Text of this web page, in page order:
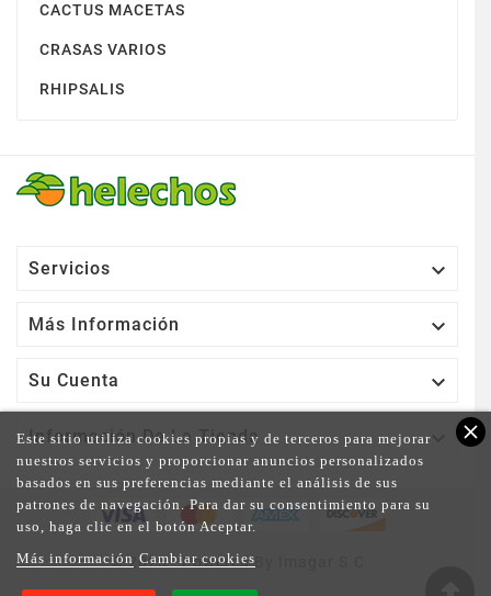
CACTUS MACETAS
CRASAS VARIOS
RHIPSALIS
Servicios 
Más Información 
Su Cuenta 
Información De La Tienda  close
Este sitio utiliza cookies propias y de terceros para mejorar
nuestros servicios y proporcionar anuncios personalizados
basados en sus preferencias mediante el análisis de sus
patrones de navegación. Para dar su consentimiento para su
uso, haga clic en el botón Aceptar.
Más información Cambiar cookies
© 2025 - Powered By Imagar S.C